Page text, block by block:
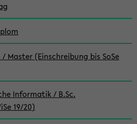
Master (Einschreibung bis SoSe
Informatik / B.Sc.
19/20)